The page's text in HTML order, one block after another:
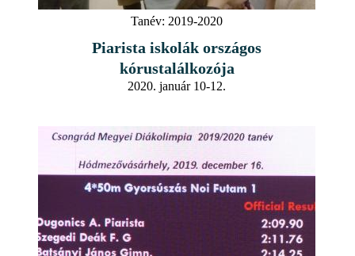
Tanév: 2019-2020
Piarista iskolák országos
kórustalálkozója
2020. január 10-12.